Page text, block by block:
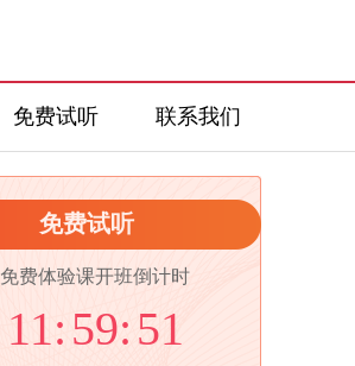
免费试听 联系我们
免费试听
免费体验课开班倒计时
11: 59: 50